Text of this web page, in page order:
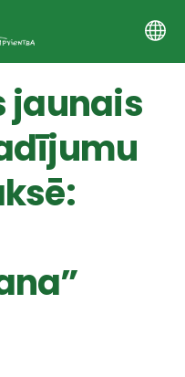
jaunais